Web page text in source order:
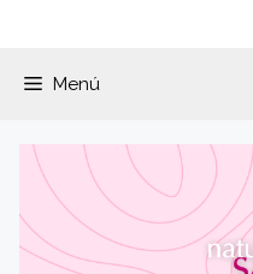
Menú